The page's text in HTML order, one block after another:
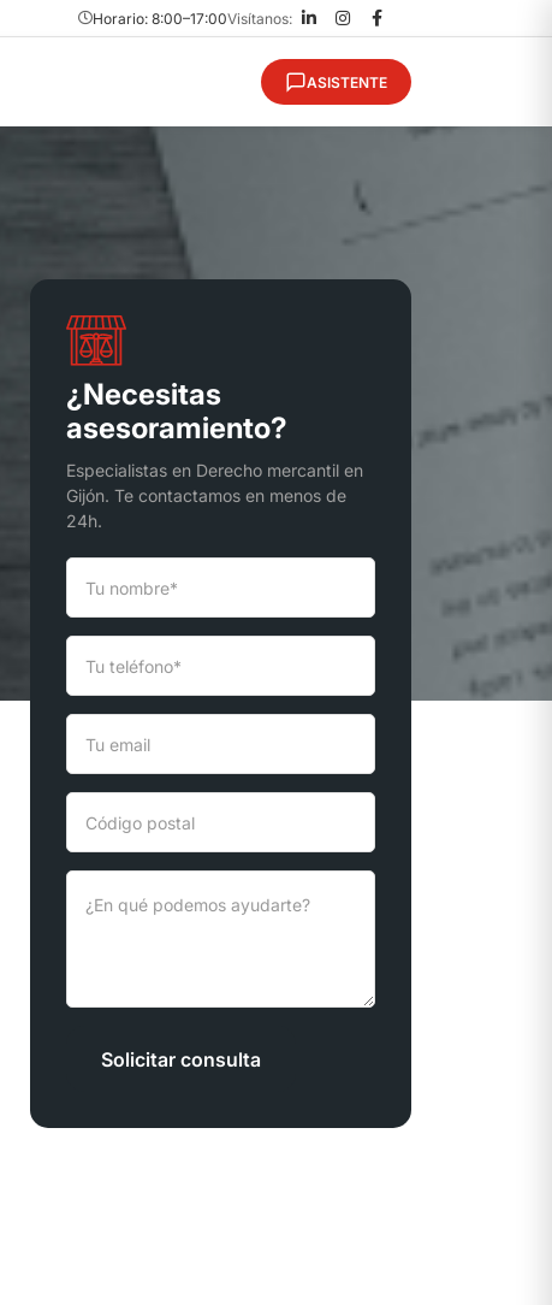
Horario: 8:00–17:00Visítanos:
ASISTENTE
¿Necesitas
asesoramiento?
Especialistas en Derecho mercantil en
Gijón. Te contactamos en menos de
24h.
Solicitar consulta